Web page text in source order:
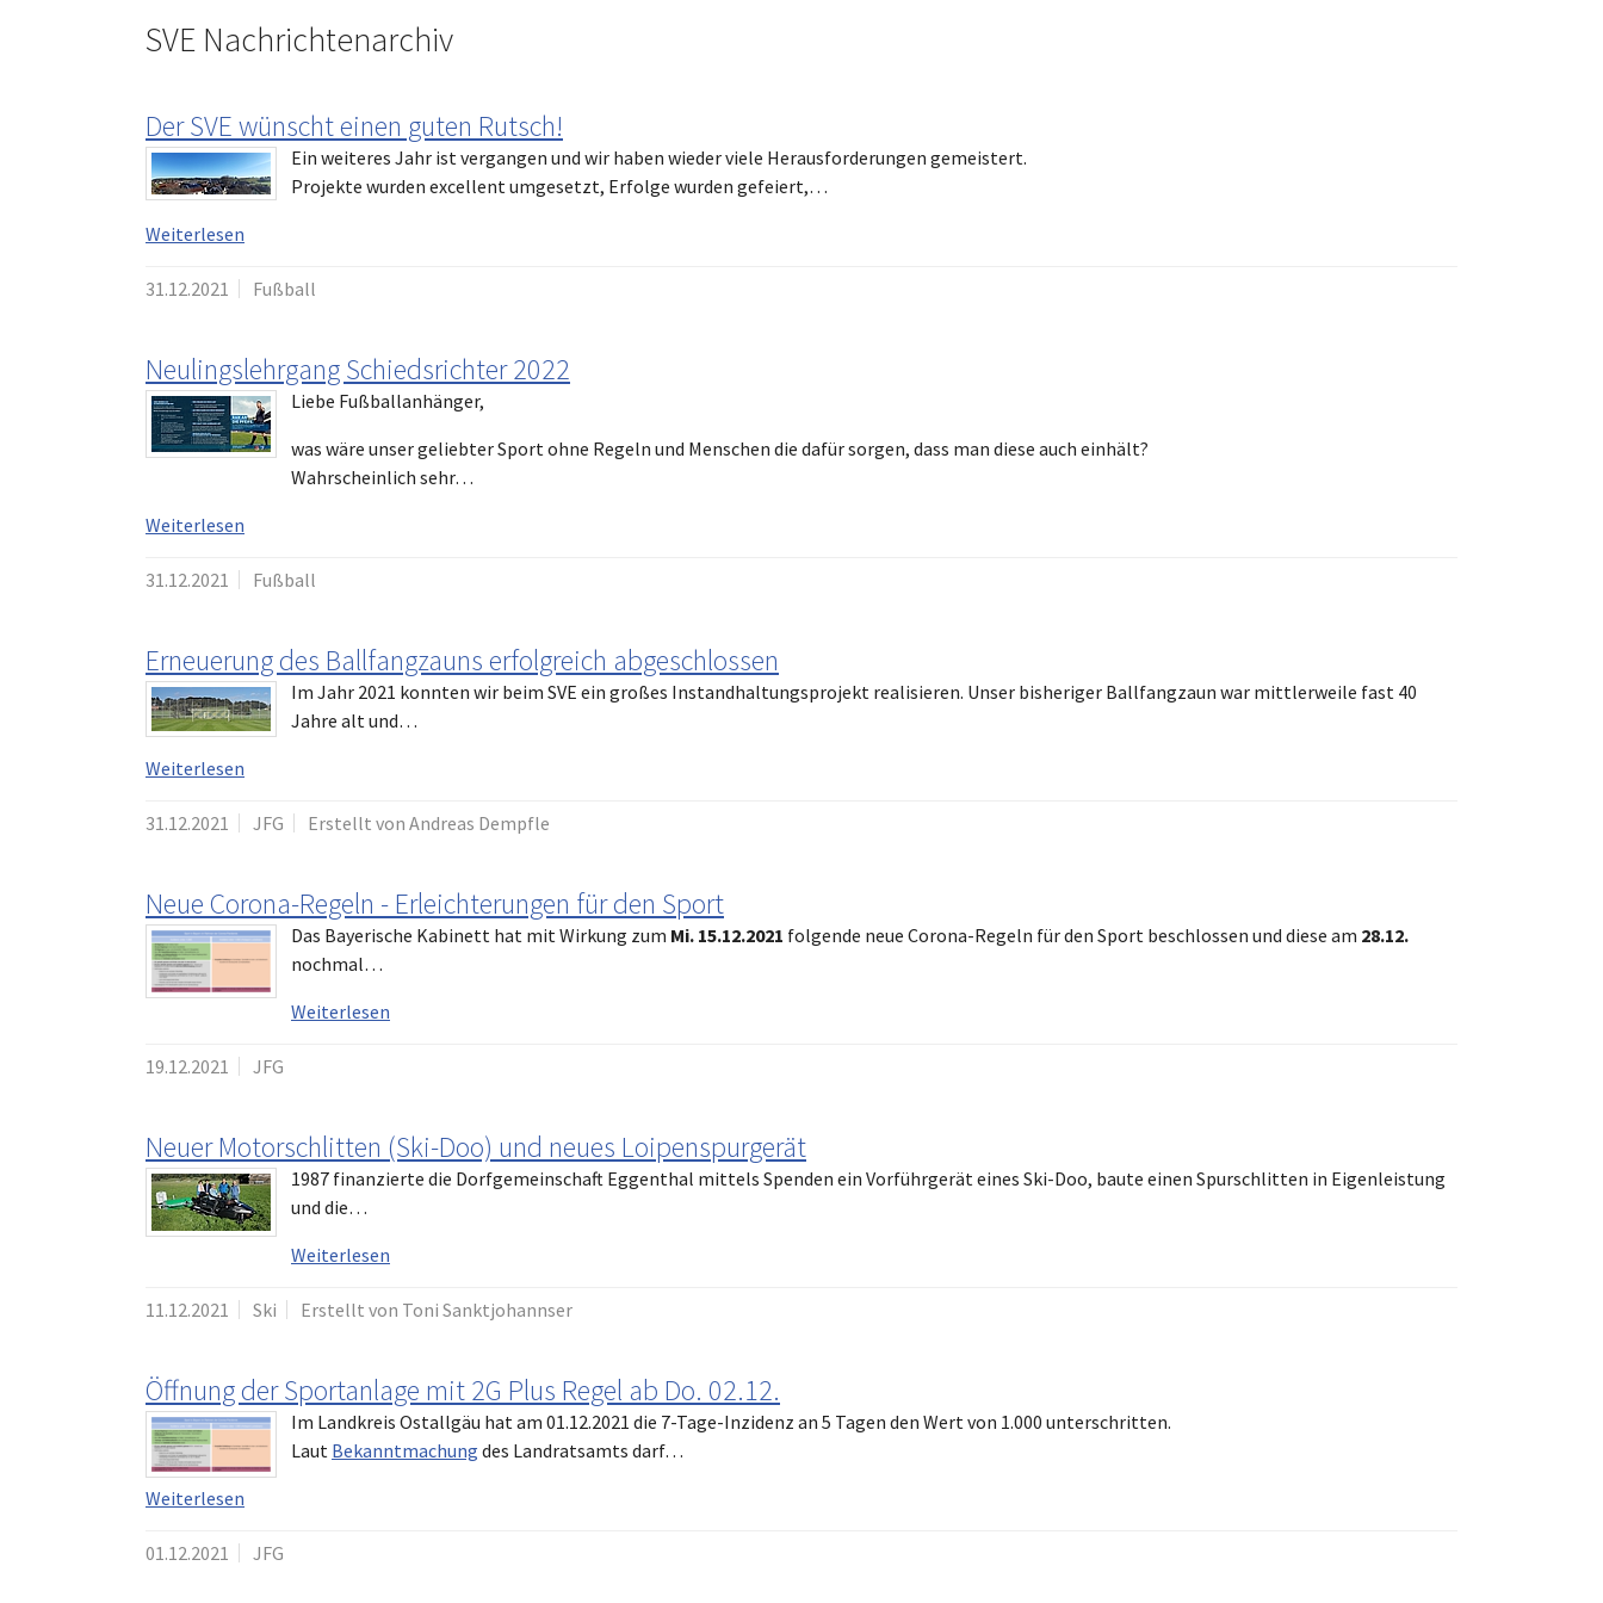
SVE Nachrichtenarchiv
Der SVE wünscht einen guten Rutsch!
Ein weiteres Jahr ist vergangen und wir haben wieder viele Herausforderungen gemeistert.
Projekte wurden excellent umgesetzt, Erfolge wurden gefeiert,…
Weiterlesen
31.12.2021 Fußball
Neulingslehrgang Schiedsrichter 2022
Liebe Fußballanhänger,
was wäre unser geliebter Sport ohne Regeln und Menschen die dafür sorgen, dass man diese auch einhält?
Wahrscheinlich sehr…
Weiterlesen
31.12.2021 Fußball
Erneuerung des Ballfangzauns erfolgreich abgeschlossen
Im Jahr 2021 konnten wir beim SVE ein großes Instandhaltungsprojekt realisieren. Unser bisheriger Ballfangzaun war mittlerweile fast 40
Jahre alt und…
Weiterlesen
31.12.2021 JFG Erstellt von Andreas Dempfle
Neue Corona-Regeln - Erleichterungen für den Sport
Das Bayerische Kabinett hat mit Wirkung zum Mi. 15.12.2021 folgende neue Corona-Regeln für den Sport beschlossen und diese am 28.12.
nochmal…
Weiterlesen
19.12.2021 JFG
Neuer Motorschlitten (Ski-Doo) und neues Loipenspurgerät
1987 finanzierte die Dorfgemeinschaft Eggenthal mittels Spenden ein Vorführgerät eines Ski-Doo, baute einen Spurschlitten in Eigenleistung
und die…
Weiterlesen
11.12.2021 Ski Erstellt von Toni Sanktjohannser
Öffnung der Sportanlage mit 2G Plus Regel ab Do. 02.12.
Im Landkreis Ostallgäu hat am 01.12.2021 die 7-Tage-Inzidenz an 5 Tagen den Wert von 1.000 unterschritten.
Laut Bekanntmachung des Landratsamts darf…
Weiterlesen
01.12.2021 JFG